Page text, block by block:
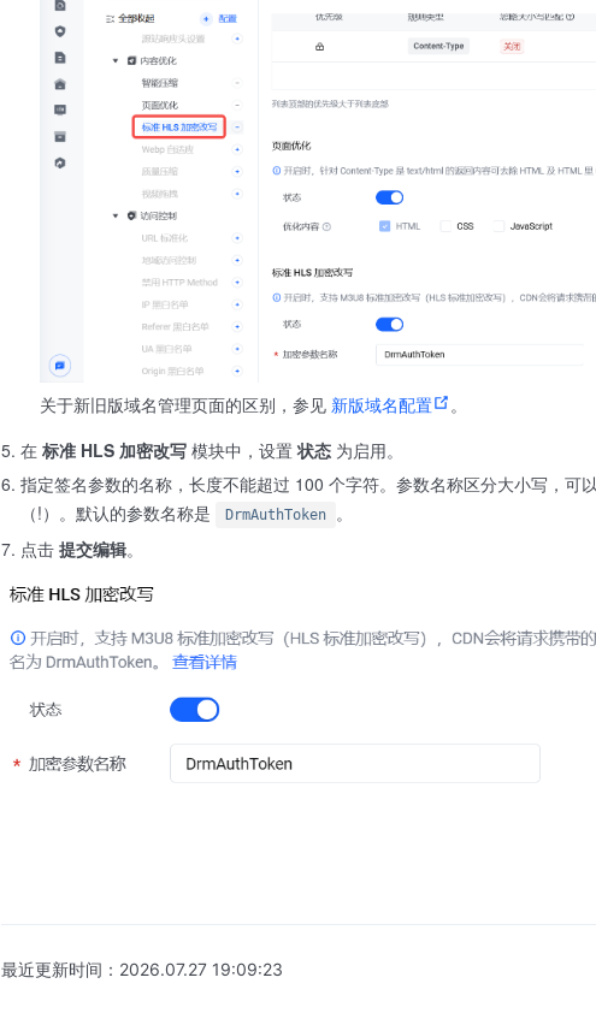
关于新旧版域名管理页面的区别，参见 新版域名配置
。
在 标准 HLS 加密改写 模块中，设置状态 为启用。
指定签名参数的名称，长度不能超过 100 个字符。参数名称区分大小写，
（!）。默认的参数名称是
DrmAuthToken
。
点击 提交编辑。
最近更新时间： 2026.07.27 19:09:23